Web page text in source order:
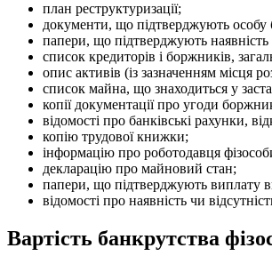
план реструктуризації;
документи, що підтверджують особу
папери, що підтверджують наявність
список кредиторів і боржників,
опис активів (із зазначенням місця
список майна, що знаходиться у
копії документації про угоди
відомості про банківські рахунки,
копію трудової книжки;
інформацію про роботодавця
декларацію про майновий стан;
папери, що підтверджують виплату
відомості про наявність чи
Вартість банкрутства